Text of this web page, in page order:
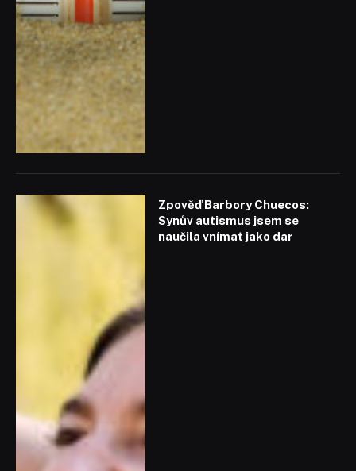
Zpověď Barbory Chuecos:
Synův autismus jsem se
naučila vnímat jako dar